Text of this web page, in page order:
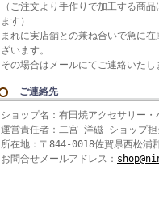
（ご注文より手作りで加工する商
ます）
まれに実店舗との兼ね合いで急に
ざいます。
その場合はメールにてご連絡いたし
ご連絡先
ショップ名：有田焼アクセサリー
運営責任者：二宮 洋磁 ショップ
所在地：〒844-0018佐賀県西松浦
お問合せメールアドレス：